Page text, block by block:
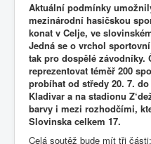
Aktuální podmínky
mezinárodní hasičskou
konat v Celje, ve
Jedná se o vrchol
tak pro dospělé závodníky.
reprezentovat téměř 200
probíhat od středy 20. 7.
Kladivar a na stadionu
barvy i mezi rozhodčími,
Slovinska celkem 17.
Celá soutěž bude mít tři části: